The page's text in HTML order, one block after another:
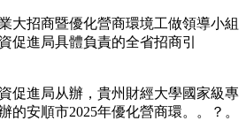
招商暨優化營商環境工做領導小組
促進局具體負責的全省招商引
進局从辦，貴州財經大學國家級專
的安順市2025年優化營商環。。？。